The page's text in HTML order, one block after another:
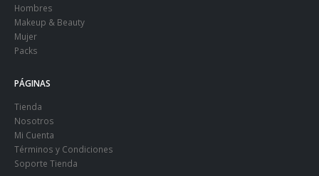
Hombres
Makeup & Beauty
Mujer
Packs
PÁGINAS
Tienda
Nosotros
Mi Cuenta
Términos y Condiciones
Soporte Tienda